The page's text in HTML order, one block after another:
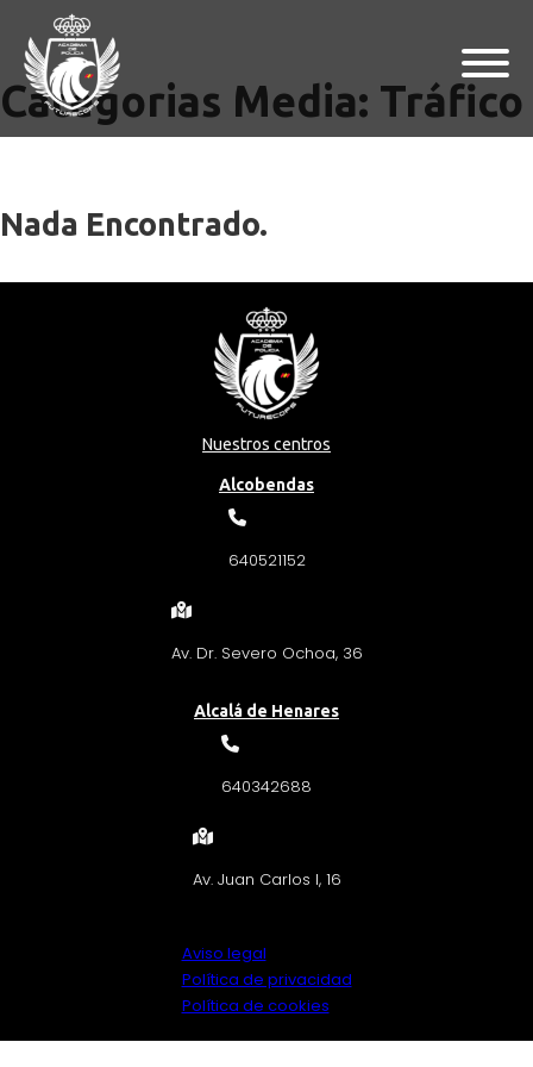
Categorias Media: Tráfico
Nada Encontrado.
Nuestros centros
Alcobendas
640521152
Av. Dr. Severo Ochoa, 36
Alcalá de Henares
640342688
Av. Juan Carlos I, 16
Aviso legal
Política de privacidad
Política de cookies